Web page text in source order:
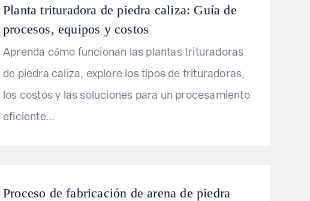
Planta trituradora de piedra caliza: Guía de
procesos, equipos y costos
Aprenda cómo funcionan las plantas trituradoras
de piedra caliza, explore los tipos de trituradoras,
los costos y las soluciones para un procesamiento
eficiente...
Proceso de fabricación de arena de piedra